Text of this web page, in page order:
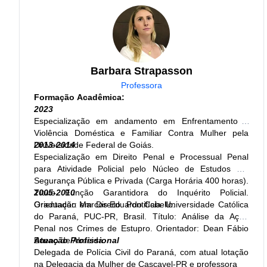
autora dos livros Economia Brasileira para Concursos e
Economia para concursos - 1000 exercícios para
concursos.
Atuação Profissional:
Professora
Barbara Strapasson
Professora
Formação Acadêmica:
2023
Especialização em andamento em Enfrentamento a
Violência Doméstica e Familiar Contra Mulher pela
Universidade Federal de Goiás.
2013-2014
Especialização em Direito Penal e Processual Penal
para Atividade Policial pelo Núcleo de Estudos em
Segurança Pública e Privada (Carga Horária 400 horas).
Título Função Garantidora do Inquérito Policial.
Orientador: Marcos Eduardo Cabello.
2005-2010
Graduação em Direito. Pontifícia Universidade Católica
do Paraná, PUC-PR, Brasil. Título: Análise da Ação
Penal nos Crimes de Estupro. Orientador: Dean Fábio
Bueno de Almeida.
Atuação Profissional
Delegada de Polícia Civil do Paraná, com atual lotação
na Delegacia da Mulher de Cascavel-PR e professora